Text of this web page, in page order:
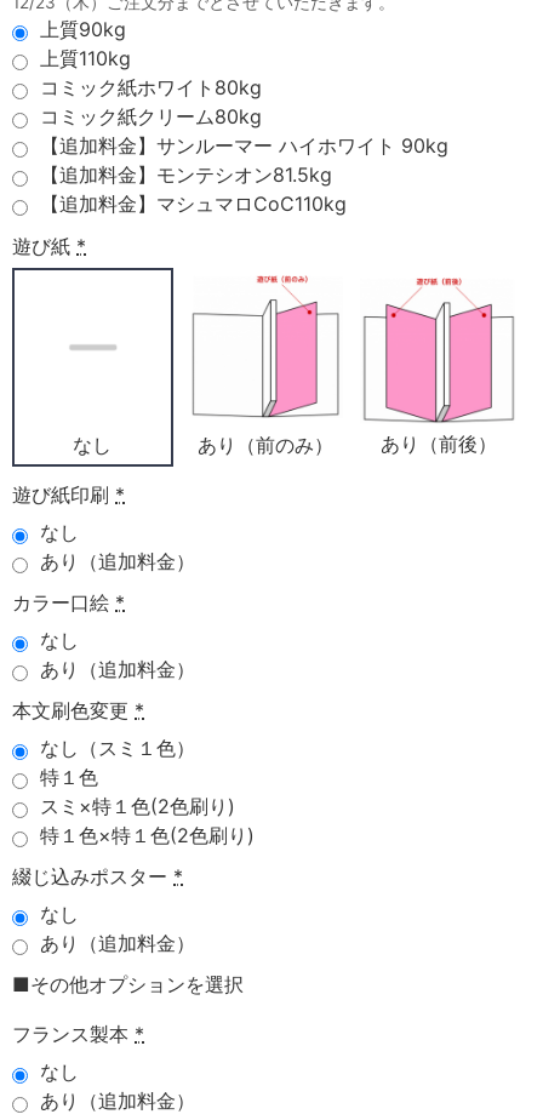
上質90kg
上質110kg
コミック紙ホワイト80kg
コミック紙クリーム80kg
【追加料金】サンルーマー ハイホワイト 90kg
【追加料金】モンテシオン81.5kg
【追加料金】マシュマロCoC110kg
遊び紙 *
なし あり（前のみ） あり（前後）
遊び紙印刷 *
なし
あり（追加料金）
カラー口絵 *
なし
あり（追加料金）
本文刷色変更 *
なし（スミ１色）
特１色
スミ×特１色(2色刷り)
特１色×特１色(2色刷り)
綴じ込みポスター *
なし
あり（追加料金）
■その他オプションを選択
フランス製本 *
なし
あり（追加料金）